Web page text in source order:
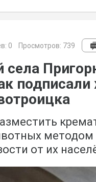
0 Просмотров: 739
села
подписали
методом
от их